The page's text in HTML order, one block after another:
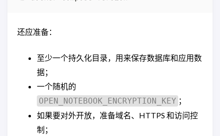
还应准备：
至少一个持久化目录，用来保存数据库和应用数
据；
一个随机的
OPEN_NOTEBOOK_ENCRYPTION_KEY ；
如果要对外开放，准备域名、HTTPS 和访问控
制；